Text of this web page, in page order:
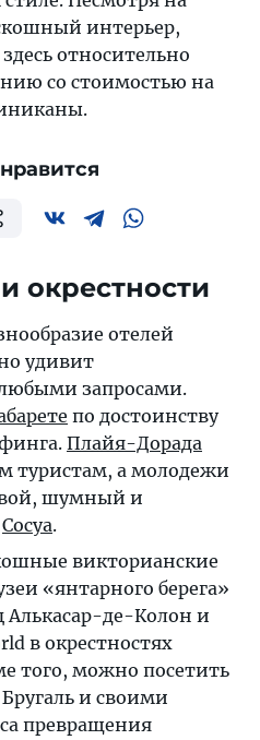
интерьер,
относительно
со стоимостью на
окрестности
отелей
удивит
запросами.
по достоинству
Плайя-Дорада
туристам, а молодежи
шумный и
Сосуа.
викторианские
«янтарного берега»
Алькасар-де-Колон и
в окрестностях
того, можно посетить
и своими
превращения